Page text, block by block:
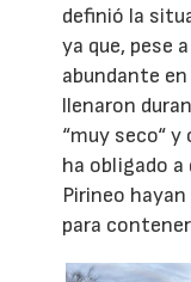
definió la
ya que, pese
abundante
llenaron
“muy seco“
ha obligado a
Pirineo
para